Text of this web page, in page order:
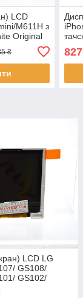
LCD
M611H з
Original
₴
LCD LG
GS108/
GS102/